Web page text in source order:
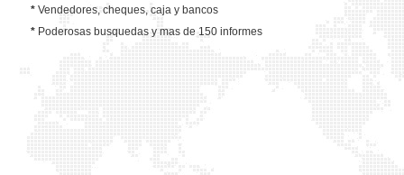
* Vendedores, cheques, caja y bancos
* Poderosas busquedas y mas de 150 informes